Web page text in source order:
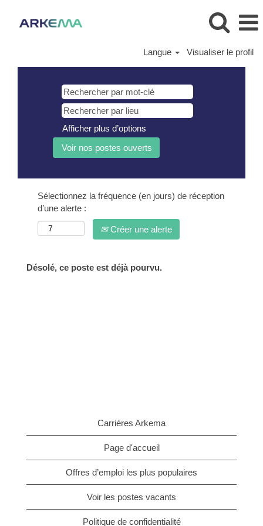
Langue Visualiser le profil
Afficher plus d’options
Sélectionnez la fréquence (en jours) de réception
d’une alerte :
Créer une alerte
Désolé, ce poste est déjà pourvu.
Carrières Arkema
Page d'accueil
Offres d’emploi les plus populaires
Voir les postes vacants
Politique de confidentialité